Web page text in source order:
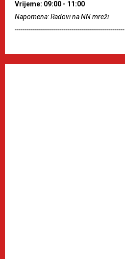
Vrijeme: 09:00 - 11:00
Napomena: Radovi na NN mreži
--------------------------------------------------------